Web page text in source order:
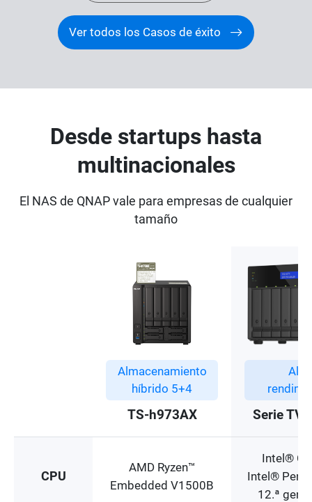
Ver todos los Casos de éxito
Desde startups hasta
multinacionales
El NAS de QNAP vale para empresas de cualquier
tamaño
Almacenamiento
híbrido 5+4
TS-h973AX
Alto
Serie
CPU
AMD Ryzen™
Embedded V1500B
Intel®
Intel®
12.ª